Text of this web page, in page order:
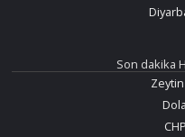
Son dakika
Zeytin